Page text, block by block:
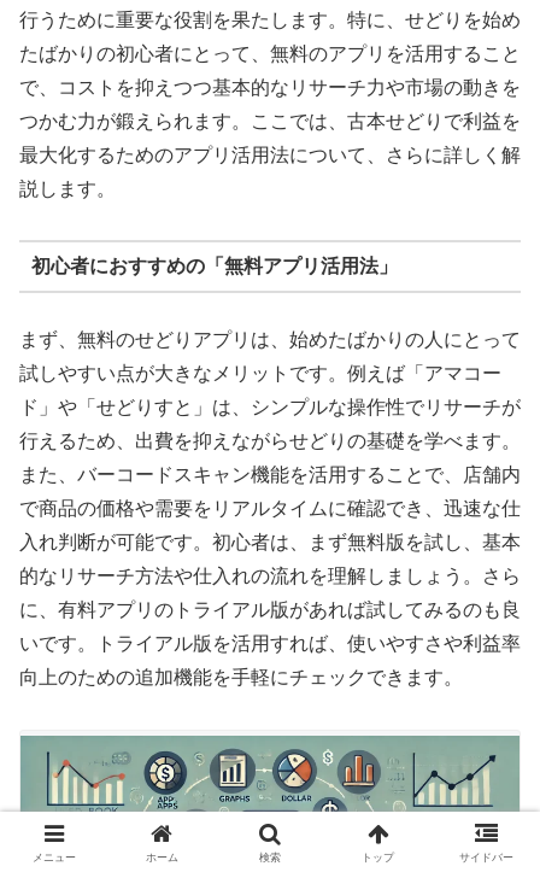
行うために重要な役割を果たします。特に、せどりを始め
たばかりの初心者にとって、無料のアプリを活用すること
で、コストを抑えつつ基本的なリサーチ力や市場の動きを
つかむ力が鍛えられます。ここでは、古本せどりで利益を
最大化するためのアプリ活用法について、さらに詳しく解
説します。
初心者におすすめの「無料アプリ活用法」
まず、無料のせどりアプリは、始めたばかりの人にとって
試しやすい点が大きなメリットです。例えば「アマコー
ド」や「せどりすと」は、シンプルな操作性でリサーチが
行えるため、出費を抑えながらせどりの基礎を学べます。
また、バーコードスキャン機能を活用することで、店舗内
で商品の価格や需要をリアルタイムに確認でき、迅速な仕
入れ判断が可能です。初心者は、まず無料版を試し、基本
的なリサーチ方法や仕入れの流れを理解しましょう。さら
に、有料アプリのトライアル版があれば試してみるのも良
いです。トライアル版を活用すれば、使いやすさや利益率
向上のための追加機能を手軽にチェックできます。
メニュー ホーム 検索 トップ サイドバー